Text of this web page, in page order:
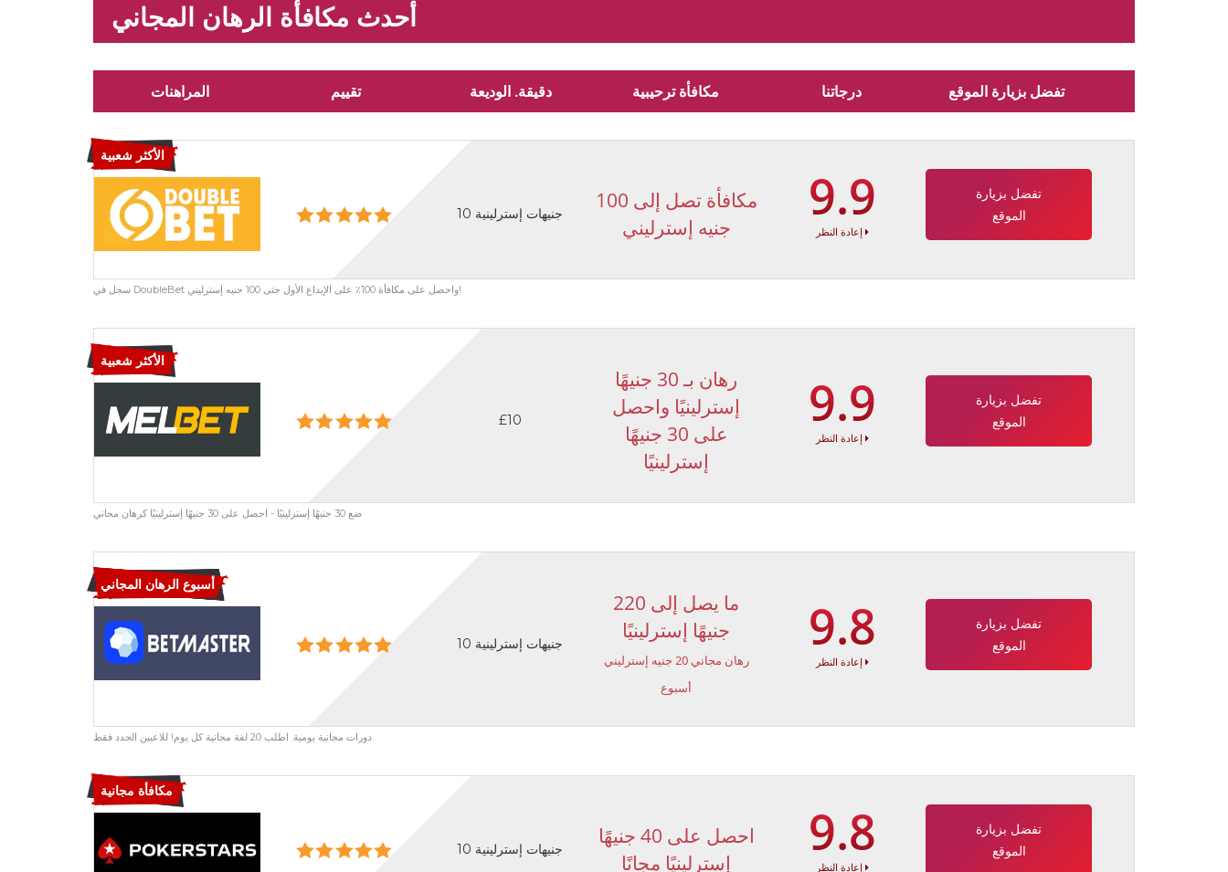
أحدث مكافأة الرهان المجاني
المراهنات تقييم دقيقة. الوديعة مكافأة ترحيبية درجاتنا تفضل بزيارة الموقع
الأكثر شعبية
10 جنيهات إسترلينية
مكافأة تصل إلى 100
جنيه إسترليني
9.9
إعادة النظر
تفضل بزيارة
الموقع
سجل في DoubleBet واحصل على مكافأة 100٪ على الإيداع الأول حتى 100 جنيه إسترليني!
الأكثر شعبية
£10
رهان بـ 30 جنيهًا
إسترلينيًا واحصل
على 30 جنيهًا
إسترلينيًا
9.9
إعادة النظر
تفضل بزيارة
الموقع
ضع 30 جنيهًا إسترلينيًا - احصل على 30 جنيهًا إسترلينيًا كرهان مجاني
أسبوع الرهان المجاني
10 جنيهات إسترلينية
ما يصل إلى 220
جنيهًا إسترلينيًا
رهان مجاني 20 جنيه إسترليني
أسبوع
9.8
إعادة النظر
تفضل بزيارة
الموقع
مكافأة مجانية
10 جنيهات إسترلينية
احصل على 40 جنيهًا
إسترلينيًا مجانًا
9.8
إعادة النظر
تفضل بزيارة
الموقع